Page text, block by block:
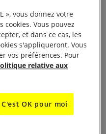
(lettres aux autorités,
aussi d’échanger sur
lors de cette
fait localement par
», vous donnez votre
Vous pouvez
et dans ce cas, les
s'appliqueront. Vous
vos préférences. Pour
relative aux
C'est OK pour moi